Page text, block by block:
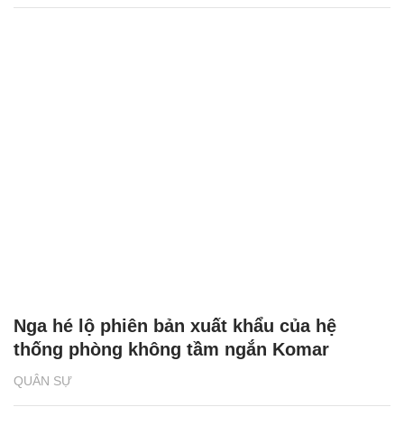
QUÂN SỰ
Nga hé lộ phiên bản xuất khẩu của hệ
thống phòng không tầm ngắn Komar